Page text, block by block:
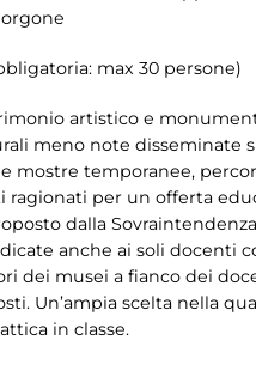
max 30 persone)
artistico e
meno note disseminate
mostre temporanee,
per un offerta
dalla
anche ai soli docenti
dei musei a fianco dei
Un’ampia scelta nella
in classe.